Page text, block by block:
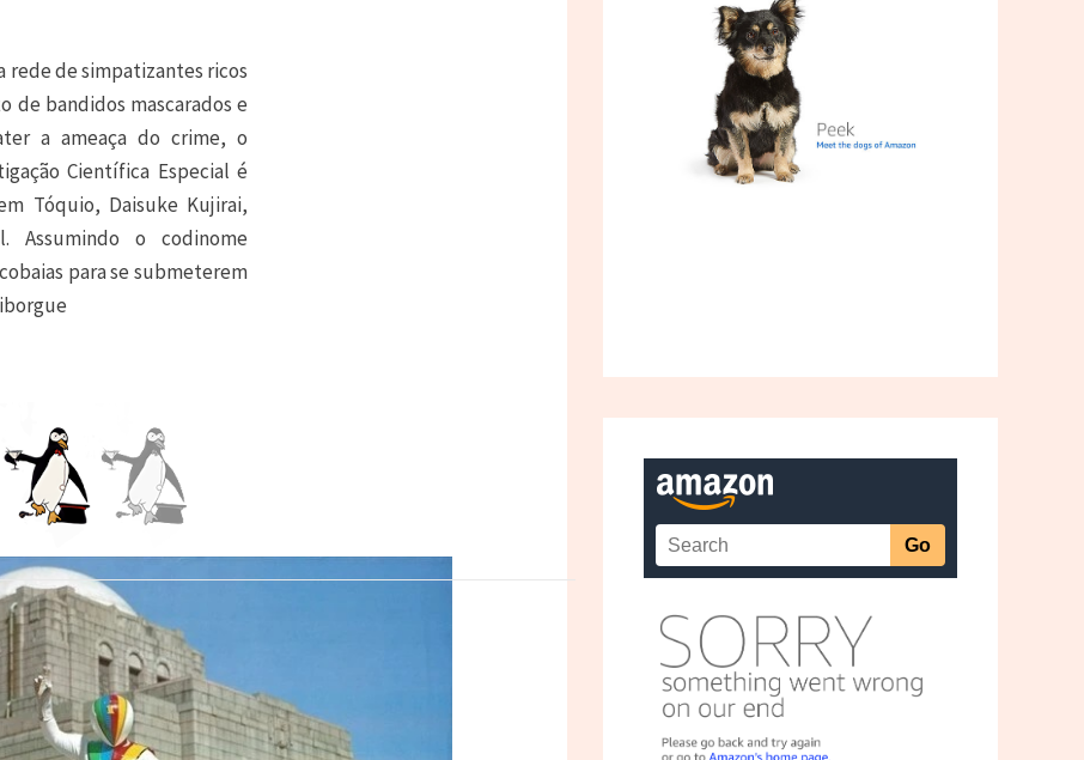
rede de simpatizantes ricos
de bandidos mascarados e
a ameaça do crime, o
Científica Especial é
Tóquio, Daisuke Kujirai,
Assumindo o codinome
para se submeterem